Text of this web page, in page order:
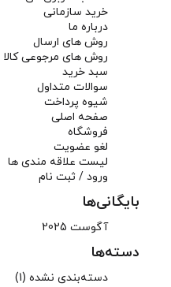
خرید سازمانی
درباره ما
روش های ارسال
روش های مرجوعی کالا
سبد خرید
سوالات متداول
شیوه پرداخت
صفحه اصلی
فروشگاه
لغو عضویت
لیست علاقه مندی ها
ورود / ثبت نام
بایگانی‌ها
آگوست 2025
دسته‌ها
دسته‌بندی نشده (1)